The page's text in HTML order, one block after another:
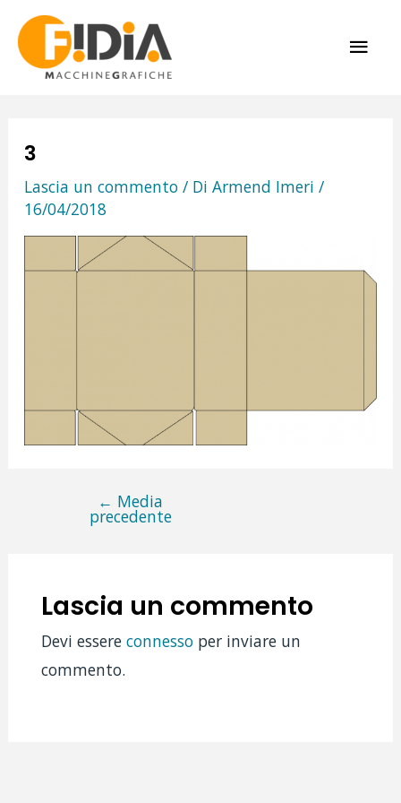
contenuto
3
Lascia un commento / Di Armend Imeri /
16/04/2018
Navigazione
← Media
precedente
Lascia un commento
Devi essereconnesso per inviare un
commento.